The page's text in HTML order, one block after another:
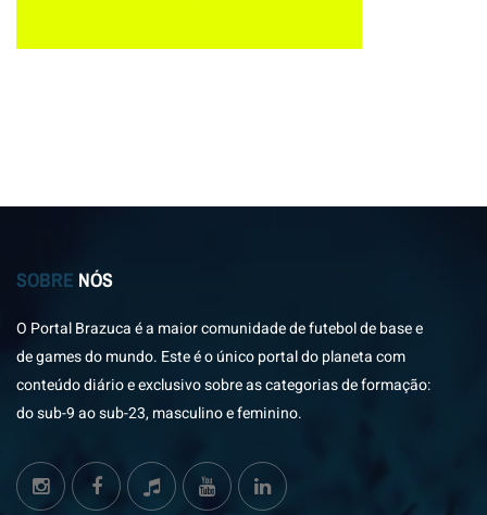
SOBRE NÓS
O Portal Brazuca é a maior comunidade de futebol de base e
de games do mundo. Este é o único portal do planeta com
conteúdo diário e exclusivo sobre as categorias de formação:
do sub-9 ao sub-23, masculino e feminino.